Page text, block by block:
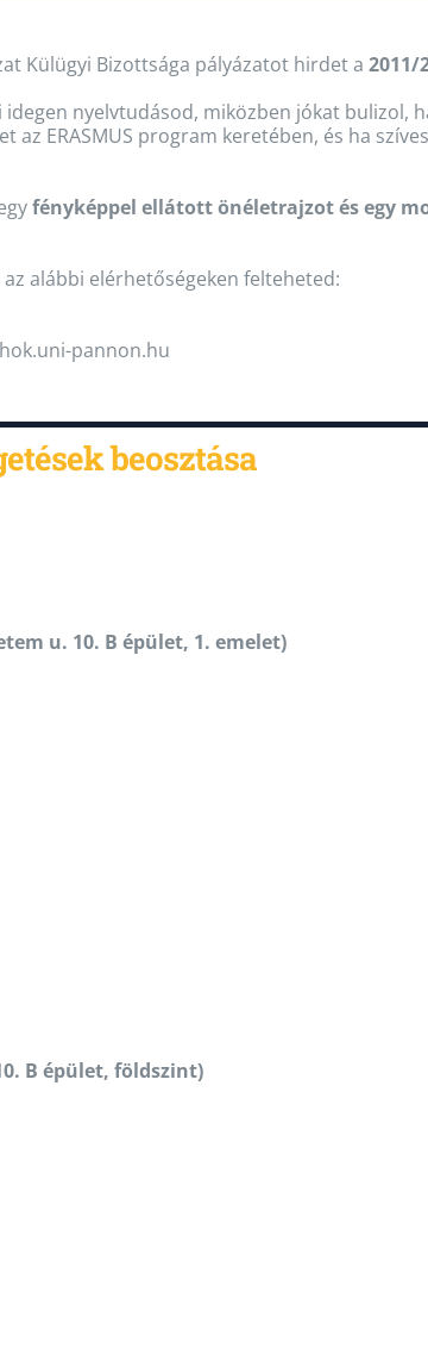
Külügyi Bizottsága pályázatot hirdet a 2011/
nyelvtudásod, miközben jókat bulizol,
az ERASMUS program keretében, és ha
fényképpel ellátott önéletrajzot és egy
alábbi elérhetőségeken felteheted:
pannon.hu
beosztása
u. 10. B épület, 1. emelet)
B épület, földszint)